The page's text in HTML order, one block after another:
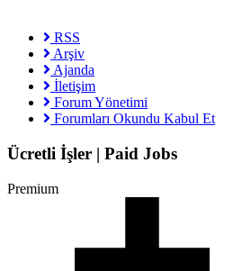
RSS
Arşiv
Ajanda
İletişim
Forum Yönetimi
Forumları Okundu Kabul Et
Ücretli İşler | Paid Jobs
Premium